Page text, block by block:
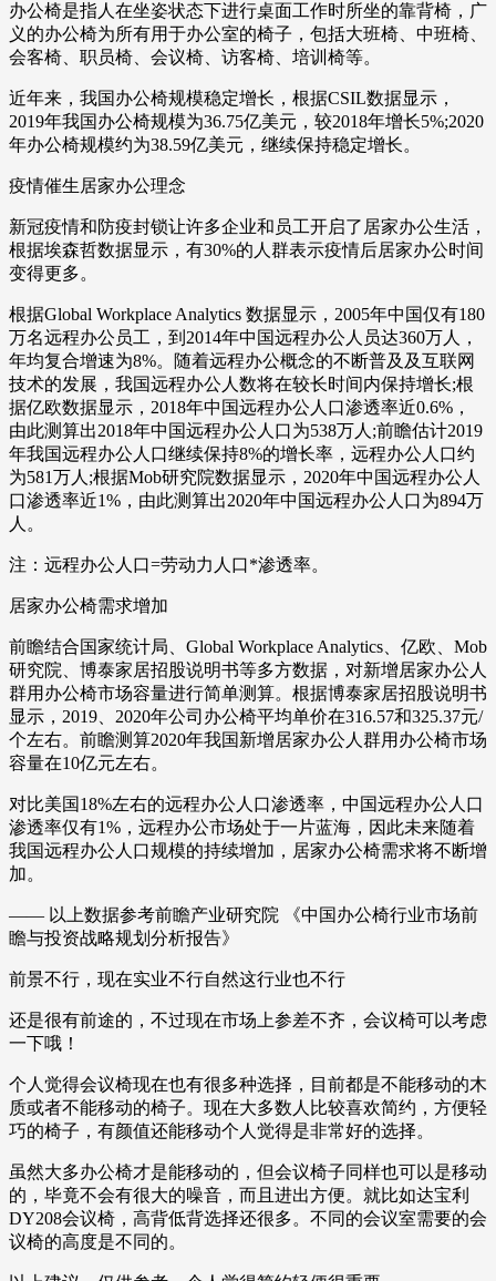
办公椅是指人在坐姿状态下进行桌面工作时所坐的靠背椅，广
义的办公椅为所有用于办公室的椅子，包括大班椅、中班椅、
会客椅、职员椅、会议椅、访客椅、培训椅等。
近年来，我国办公椅规模稳定增长，根据CSIL数据显示，
2019年我国办公椅规模为36.75亿美元，较2018年增长5%;2020
年办公椅规模约为38.59亿美元，继续保持稳定增长。
疫情催生居家办公理念
新冠疫情和防疫封锁让许多企业和员工开启了居家办公生活，
根据埃森哲数据显示，有30%的人群表示疫情后居家办公时间
变得更多。
根据Global Workplace Analytics 数据显示，2005年中国仅有180
万名远程办公员工，到2014年中国远程办公人员达360万人，
年均复合增速为8%。随着远程办公概念的不断普及及互联网
技术的发展，我国远程办公人数将在较长时间内保持增长;根
据亿欧数据显示，2018年中国远程办公人口渗透率近0.6%，
由此测算出2018年中国远程办公人口为538万人;前瞻估计2019
年我国远程办公人口继续保持8%的增长率，远程办公人口约
为581万人;根据Mob研究院数据显示，2020年中国远程办公人
口渗透率近1%，由此测算出2020年中国远程办公人口为894万
人。
注：远程办公人口=劳动力人口*渗透率。
居家办公椅需求增加
前瞻结合国家统计局、Global Workplace Analytics、亿欧、Mob
研究院、博泰家居招股说明书等多方数据，对新增居家办公人
群用办公椅市场容量进行简单测算。根据博泰家居招股说明书
显示，2019、2020年公司办公椅平均单价在316.57和325.37元/
个左右。前瞻测算2020年我国新增居家办公人群用办公椅市场
容量在10亿元左右。
对比美国18%左右的远程办公人口渗透率，中国远程办公人口
渗透率仅有1%，远程办公市场处于一片蓝海，因此未来随着
我国远程办公人口规模的持续增加，居家办公椅需求将不断增
加。
—— 以上数据参考前瞻产业研究院 《中国办公椅行业市场前
瞻与投资战略规划分析报告》
前景不行，现在实业不行自然这行业也不行
还是很有前途的，不过现在市场上参差不齐，会议椅可以考虑
一下哦！
个人觉得会议椅现在也有很多种选择，目前都是不能移动的木
质或者不能移动的椅子。现在大多数人比较喜欢简约，方便轻
巧的椅子，有颜值还能移动个人觉得是非常好的选择。
虽然大多办公椅才是能移动的，但会议椅子同样也可以是移动
的，毕竟不会有很大的噪音，而且进出方便。就比如达宝利
DY208会议椅，高背低背选择还很多。不同的会议室需要的会
议椅的高度是不同的。